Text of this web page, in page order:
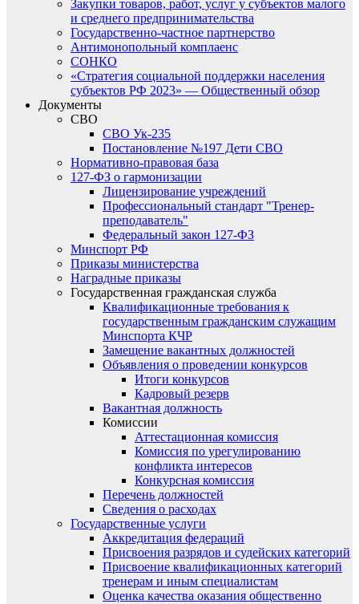
Закупки товаров, работ, услуг у субъектов малого
и среднего предпринимательства
Государственно-частное партнерство
Антимонопольный комплаенс
СОНКО
«Стратегия социальной поддержки населения
субъектов РФ 2023» — Общественный обзор
Документы
СВО
СВО Ук-235
Постановление №197 Дети СВО
Нормативно-правовая база
127-ФЗ о гармонизации
Лицензирование учреждений
Профессиональный стандарт "Тренер-
преподаватель"
Федеральный закон 127-ФЗ
Минспорт РФ
Приказы министерства
Наградные приказы
Государственная гражданская служба
Квалификационные требования к
государственным гражданским служащим
Минспорта КЧР
Замещение вакантных должностей
Объявления о проведении конкурсов
Итоги конкурсов
Кадровый резерв
Вакантная должность
Комиссии
Аттестационная комиссия
Комиссия по урегулированию
конфликта интересов
Конкурсная комиссия
Перечень должностей
Сведения о расходах
Государственные услуги
Аккредитация федераций
Присвоения разрядов и судейских категорий
Присвоение квалификационных категорий
тренерам и иным специалистам
Оценка качества оказания общественно